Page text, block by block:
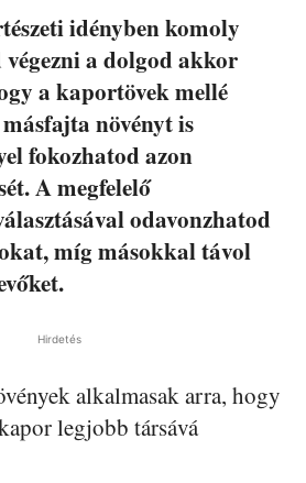
idényben komoly
végezni a dolgod akkor
a kaportövek mellé
növényt is
fokozhatod azon
A megfelelő
odavonzhatod
míg másokkal távol
Hirdetés
alkalmasak arra, hogy
legjobb társává